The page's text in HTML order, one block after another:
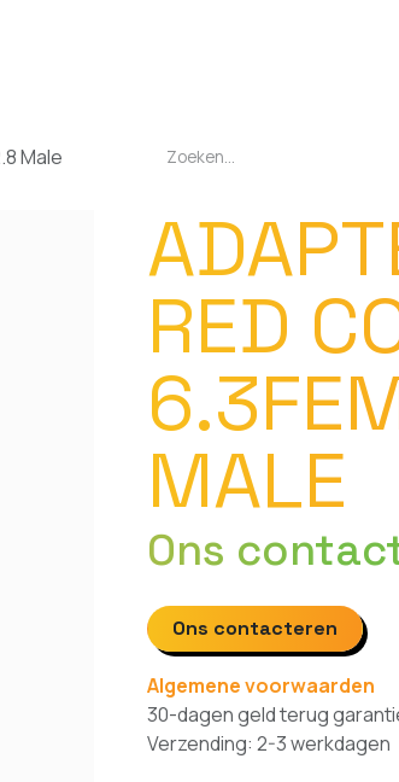
Male
RED
MALE
Ons
Ons contacteren
Algemene voorwaarden
30-dagen geld terug
Verzending: 2-3 werkdagen